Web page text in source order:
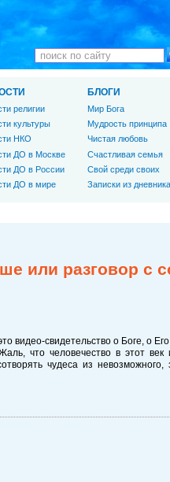
или разговор с
видео-свидетельство о Боге, о
что человечество в этот
чудеса из
религии
культуры
НКО
ДО в Москве
ДО в России
ДО в мире
БЛОГИ
Мир Бога
Мудрость принципа
Чистая любовь
Счастливая семья
Свой среди своих
Записки из дневника